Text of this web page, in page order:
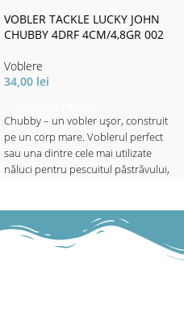
VOBLER TACKLE LUCKY JOHN
CHUBBY 4DRF 4CM/4,8GR 002
Voblere
34,00 lei
Chubby – un vobler ușor, construit
pe un corp mare. Voblerul perfect
sau una dintre cele mai utilizate
năluci pentru pescuitul păstrăvului,
pana la 1.5 metri adâncime prin
recuperări lente sau rapide. Va
funcționa oriunde, în orice moment.